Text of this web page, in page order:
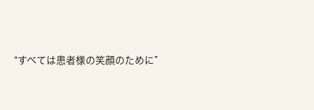
“すべては患者様の笑顔のために”